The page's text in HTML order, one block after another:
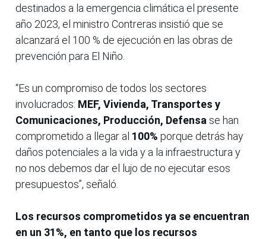
destinados a la emergencia climática el presente
año 2023, el ministro Contreras insistió que se
alcanzará el 100 % de ejecución en las obras de
prevención para El Niño.
“Es un compromiso de todos los sectores
involucrados: MEF, Vivienda, Transportes y
Comunicaciones, Producción, Defensa se han
comprometido a llegar al 100% porque detrás hay
daños potenciales a la vida y a la infraestructura y
no nos debemos dar el lujo de no ejecutar esos
presupuestos”, señaló.
Los recursos comprometidos ya se encuentran
en un 31%, en tanto que los recursos